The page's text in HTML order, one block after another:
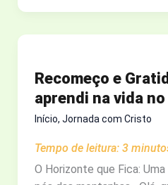
PAZ
CAOS
DA
MUDANÇA?
Recomeço e
aprendi na vida
Início, Jornada com Cristo
Tempo de leitura: 3
O Horizonte que Fica: